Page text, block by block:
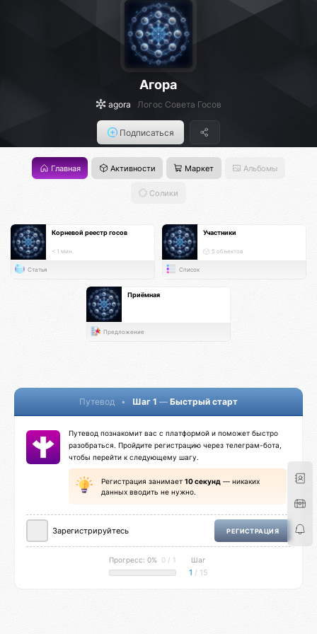
Агора
agora Логос Совета Госов
Подписаться
Главная Активности Маркет Альбомы
Солики
Корневой реестр госов
< 1 мин.
Статья
Участники
5 объектов
Список
Приёмная
Предложение
Путевод • Шаг 1 — Быстрый старт
Путевод познакомит вас с платформой и поможет быстро
разобраться. Пройдите регистрацию через телеграм-бота,
чтобы перейти к следующему шагу.
Регистрация занимает 10 секунд — никаких
данных вводить не нужно.
Зарегистрируйтесь РЕГИСТРАЦИЯ
Прогресс: 0% 0 / 1 Шаг
1 / 15